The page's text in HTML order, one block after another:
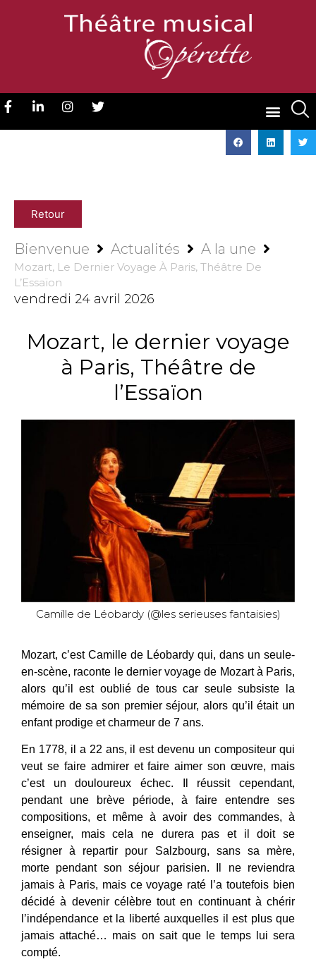
Retour
Bienvenue Actualités A la une
Mozart, Le Dernier Voyage À Paris, Théâtre De
L’Essaïon
vendredi 24 avril 2026
Mozart, le dernier voyage
à Paris, Théâtre de
l’Essaïon
Camille de Léobardy (@les serieuses fantaisies)
Mozart, c’est Camille de Léobardy qui, dans un seule-
en-scène, raconte le dernier voyage de Mozart à Paris,
alors qu’il est oublié de tous car seule subsiste la
mémoire de sa son premier séjour, alors qu’il était un
enfant prodige et charmeur de 7 ans.
En 1778, il a 22 ans, il est devenu un compositeur qui
veut se faire admirer et faire aimer son œuvre, mais
c’est un douloureux échec. Il réussit cependant,
pendant une brève période, à faire entendre ses
compositions, et même à avoir des commandes, à
enseigner, mais cela ne durera pas et il doit se
résigner à repartir pour Salzbourg, sans sa mère,
morte pendant son séjour parisien. Il ne reviendra
jamais à Paris, mais ce voyage raté l’a toutefois bien
décidé à devenir célèbre tout en continuant à chérir
l’indépendance et la liberté auxquelles il est plus que
jamais attaché… mais on sait que le temps lui sera
compté.